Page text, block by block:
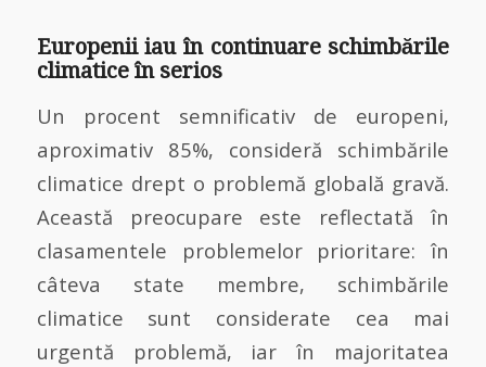
Europenii iau în continuare schimbările
climatice în serios
Un procent semnificativ de europeni,
aproximativ 85%, consideră schimbările
climatice drept o problemă globală gravă.
Această preocupare este reflectată în
clasamentele problemelor prioritare: în
câteva state membre, schimbările
climatice sunt considerate cea mai
urgentă problemă, iar în majoritatea